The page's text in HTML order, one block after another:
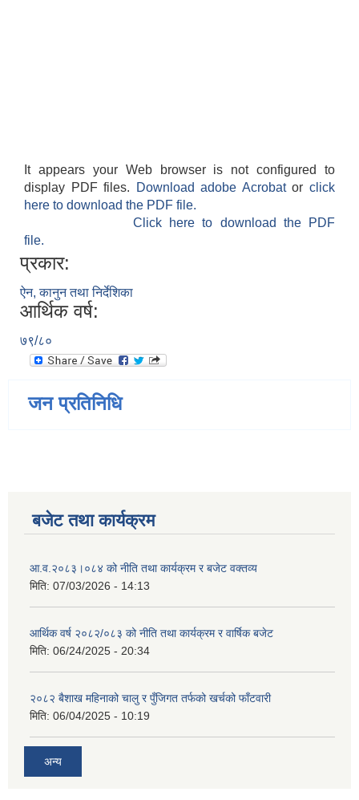
It appears your Web browser is not configured to
display PDF files.
Download adobe Acrobatorclick
here to download the PDF file.
Click here to download the PDF
file.
प्रकार:
ऐन, कानुन तथा निर्देशिका
आर्थिक वर्ष:
७९/८०
जन प्रतिनिधि
बजेट तथा कार्यक्रम
आ.व.२०८३।०८४ को नीति तथा कार्यक्रम र बजेट वक्तव्य
मिति: 07/03/2026 - 14:13
आर्थिक वर्ष २०८२/०८३ को नीति तथा कार्यक्रम र वार्षिक बजेट
मिति: 06/24/2025 - 20:34
२०८२ बैशाख महिनाको चालु र पुँजिगत तर्फको खर्चको फाँटवारी
मिति: 06/04/2025 - 10:19
अन्य